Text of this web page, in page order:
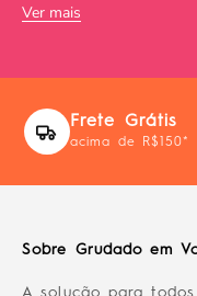
Ver mais
Frete Grátis
acima de R$150*
Sobre Grudado em
A solução para